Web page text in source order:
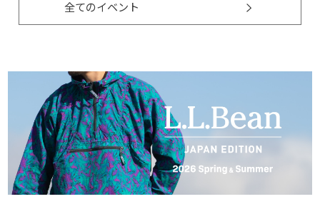
全てのイベント